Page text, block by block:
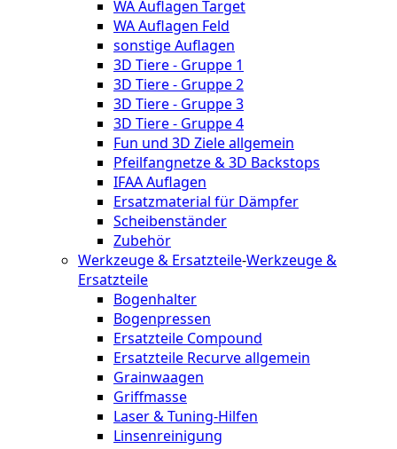
WA Auflagen Target
WA Auflagen Feld
sonstige Auflagen
3D Tiere - Gruppe 1
3D Tiere - Gruppe 2
3D Tiere - Gruppe 3
3D Tiere - Gruppe 4
Fun und 3D Ziele allgemein
Pfeilfangnetze & 3D Backstops
IFAA Auflagen
Ersatzmaterial für Dämpfer
Scheibenständer
Zubehör
Werkzeuge & Ersatzteile-Werkzeuge &
Ersatzteile
Bogenhalter
Bogenpressen
Ersatzteile Compound
Ersatzteile Recurve allgemein
Grainwaagen
Griffmasse
Laser & Tuning-Hilfen
Linsenreinigung